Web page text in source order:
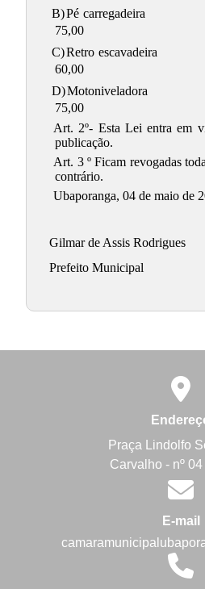
B)Pé carregadeira
75,00
C)Retro escavadeira
60,00
D)Motoniveladora
75,00
Art. 2º- Esta Lei entra em
publicação.
Art. 3 º Ficam revogadas
contrário.
Ubaporanga, 04 de maio de
Gilmar de Assis Rodrigues
Prefeito Municipal
Praça Lindolfo
Carvalho - nº
E-mail